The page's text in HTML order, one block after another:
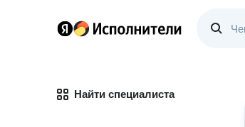
Найти специалиста